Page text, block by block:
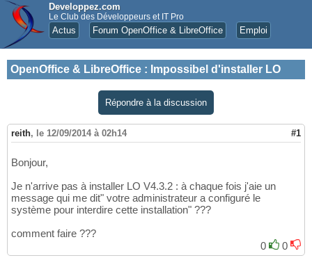
Developpez.com
Le Club des Développeurs et IT Pro
Actus Forum OpenOffice & LibreOffice Emploi
OpenOffice & LibreOffice : Impossibel d'installer LO
Répondre à la discussion
reith, le 12/09/2014 à 02h14 #1
Bonjour,
Je n'arrive pas à installer LO V4.3.2 : à chaque fois j'aie un
message qui me dit" votre administrateur a configuré le
système pour interdire cette installation" ???
comment faire ???
0
0